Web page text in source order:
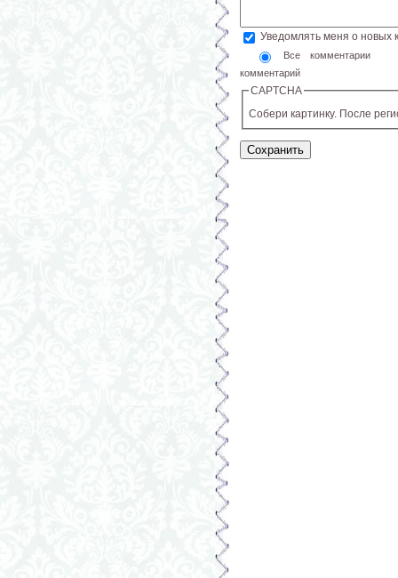
Уведомлять меня о новых
Все комментарии
комментарий
CAPTCHA
Собери картинку. После